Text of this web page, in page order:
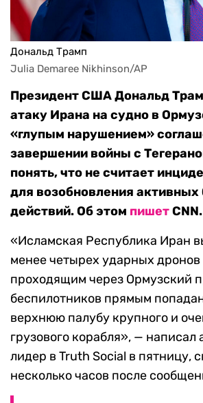
Дональд Трамп
Julia Demaree Nikhinson/AP
Президент США Дональд
атаку Ирана на судно в
«глупым нарушением»
завершении войны с
понять, что не считает
для возобновления
действий. Об этом пишетCNN.
«Исламская Республика Иран
менее четырех ударных дронов
проходящим через Ормузский
беспилотников прямым
верхнюю палубу крупного и
грузового корабля», — написал
лидер в Truth Social в пятницу,
несколько часов после